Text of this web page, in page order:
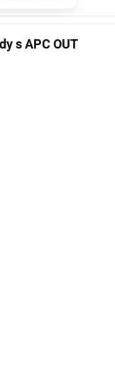
s APC OUT